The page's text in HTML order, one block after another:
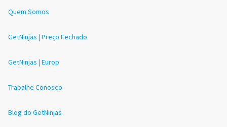
Quem Somos
GetNinjas | Preço Fechado
GetNinjas | Europ
Trabalhe Conosco
Blog do GetNinjas